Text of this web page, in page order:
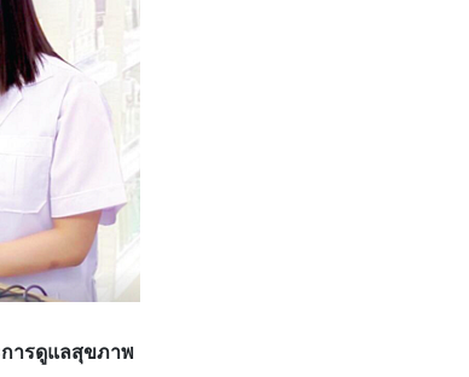
ารดูแลสุขภาพ